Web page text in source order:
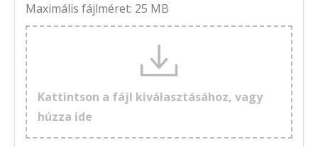
Maximális fájlméret: 25 MB
Kattintson a fájl kiválasztásához, vagy
húzza ide